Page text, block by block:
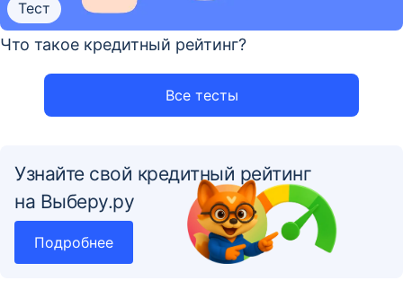
Все тесты
Тест
Что такое кредитный рейтинг?
Узнайте свой кредитный рейтинг
на Выберу.ру
Подробнее